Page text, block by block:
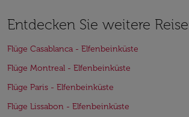
Entdecken Sie weitere
Flüge Casablanca - Elfenbeinküste
Flüge Montreal - Elfenbeinküste
Flüge Paris - Elfenbeinküste
Flüge Lissabon - Elfenbeinküste